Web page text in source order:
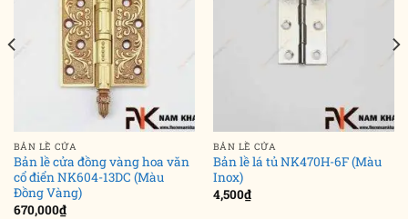
BẢN LỀ CỬA
Bản lề cửa đồng vàng hoa văn
cổ điển NK604-13DC (Màu
Đồng Vàng)
670,000₫
BẢN LỀ CỬA
Bản lề lá tủ NK470H-6F (Màu
Inox)
4,500₫